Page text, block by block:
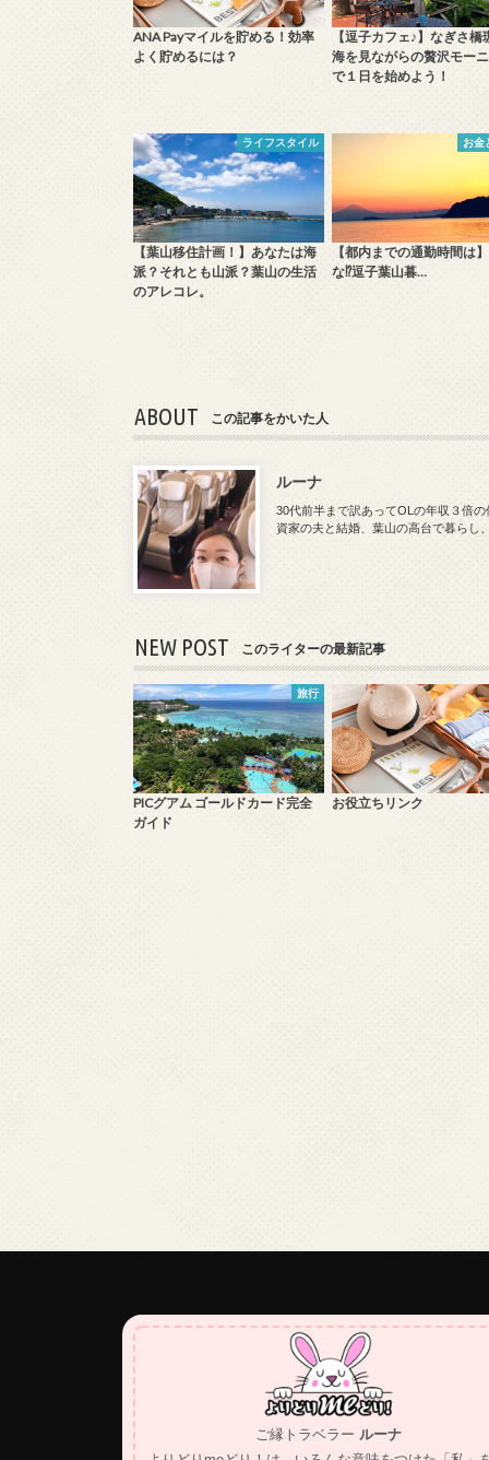
ANA Payマイルを貯める！効率
よく貯めるには？
【逗子カフェ♪】なぎさ橋
海を見ながらの贅沢モー
で１日を始めよう！
ライフスタイル
【葉山移住計画！】あなたは海
派？それとも山派？葉山の生活
のアレコレ。
お金
【都内までの通勤時間は
な⁉️逗子葉山暮…
ABOUT この記事をかいた人
ルーナ
30代前半まで訳あってOLの年収３倍
資家の夫と結婚、葉山の高台で暮らし
NEW POST このライターの最新記事
旅行
PICグアム ゴールドカード完全
ガイド
お役立ちリンク
ご縁トラベラー ルーナ